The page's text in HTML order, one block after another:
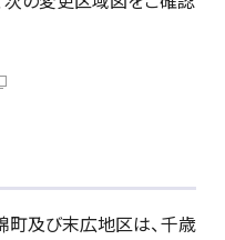
町及び末広地区は、千歳